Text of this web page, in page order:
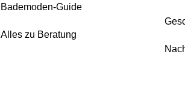
Bademoden-Guide
Alles zu Beratung